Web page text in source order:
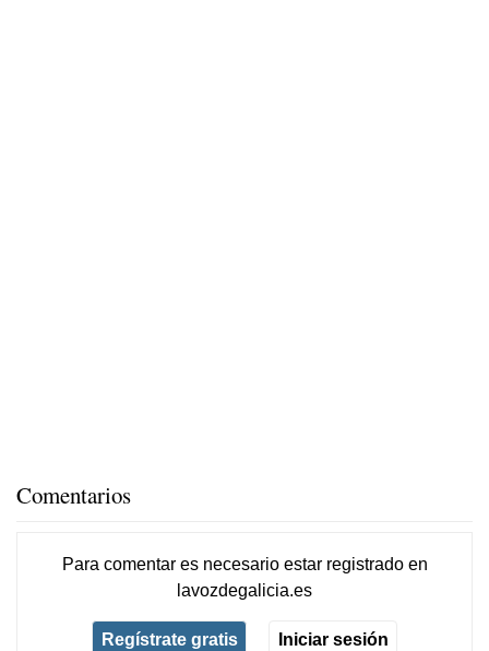
Comentarios
Para comentar es necesario estar registradoen
lavozdegalicia.es
Regístrate gratis Iniciar sesión